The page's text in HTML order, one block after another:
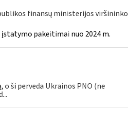
finansų ministerijos viršininko
pakeitimai nuo 2024 m.
ši perveda Ukrainos PNO (ne